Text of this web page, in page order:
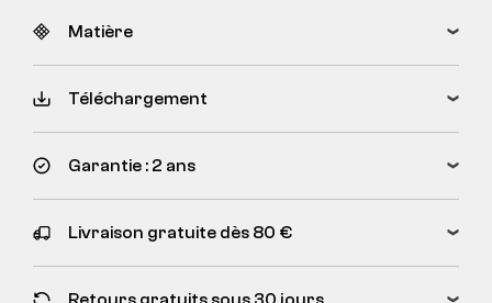
Matière
Téléchargement
Garantie : 2 ans
Livraison gratuite dès 80 €